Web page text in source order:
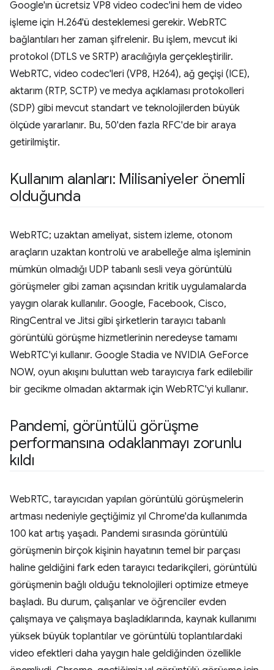
Google'ın ücretsiz VP8 video codec'ini hem de video
işleme için H.264'ü desteklemesi gerekir. WebRTC
bağlantıları her zaman şifrelenir. Bu işlem, mevcut iki
protokol (DTLS ve SRTP) aracılığıyla gerçekleştirilir.
WebRTC, video codec'leri (VP8, H264), ağ geçişi (ICE),
aktarım (RTP, SCTP) ve medya açıklaması protokolleri
(SDP) gibi mevcut standart ve teknolojilerden büyük
ölçüde yararlanır. Bu, 50'den fazla RFC'de bir araya
getirilmiştir.
Kullanım alanları: Milisaniyeler önemli
olduğunda
WebRTC; uzaktan ameliyat, sistem izleme, otonom
araçların uzaktan kontrolü ve arabelleğe alma işleminin
mümkün olmadığı UDP tabanlı sesli veya görüntülü
görüşmeler gibi zaman açısından kritik uygulamalarda
yaygın olarak kullanılır. Google, Facebook, Cisco,
RingCentral ve Jitsi gibi şirketlerin tarayıcı tabanlı
görüntülü görüşme hizmetlerinin neredeyse tamamı
WebRTC'yi kullanır. Google Stadia ve NVIDIA GeForce
NOW, oyun akışını buluttan web tarayıcıya fark edilebilir
bir gecikme olmadan aktarmak için WebRTC'yi kullanır.
Pandemi, görüntülü görüşme
performansına odaklanmayı zorunlu
kıldı
WebRTC, tarayıcıdan yapılan görüntülü görüşmelerin
artması nedeniyle geçtiğimiz yıl Chrome'da kullanımda
100 kat artış yaşadı. Pandemi sırasında görüntülü
görüşmenin birçok kişinin hayatının temel bir parçası
haline geldiğini fark eden tarayıcı tedarikçileri, görüntülü
görüşmenin bağlı olduğu teknolojileri optimize etmeye
başladı. Bu durum, çalışanlar ve öğrenciler evden
çalışmaya ve çalışmaya başladıklarında, kaynak kullanımı
yüksek büyük toplantılar ve görüntülü toplantılardaki
video efektleri daha yaygın hale geldiğinden özellikle